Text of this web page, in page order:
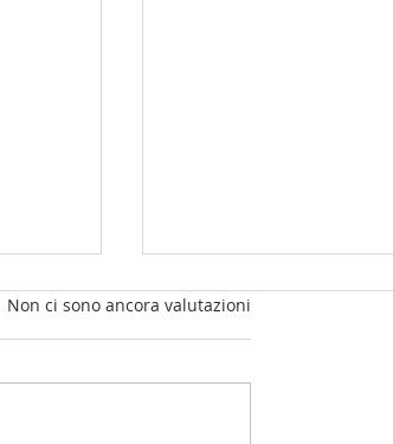
stelle su 5.
Non ci sono ancora valutazioni